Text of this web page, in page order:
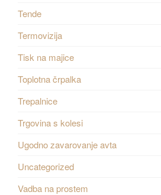
Tende
Termovizija
Tisk na majice
Toplotna črpalka
Trepalnice
Trgovina s kolesi
Ugodno zavarovanje avta
Uncategorized
Vadba na prostem